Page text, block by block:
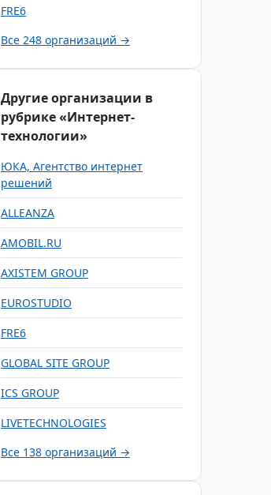
FRE6
Все 248 организаций →
Другие организации в
рубрике «Интернет-
технологии»
ЮКА, Агентство интернет
решений
ALLEANZA
AMOBIL.RU
AXISTEM GROUP
EUROSTUDIO
FRE6
GLOBAL SITE GROUP
ICS GROUP
LIVETECHNOLOGIES
Все 138 организаций →